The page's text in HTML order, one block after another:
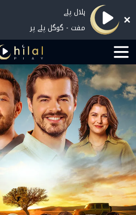
ہلال پلے
مفت - گوگل پلے پر